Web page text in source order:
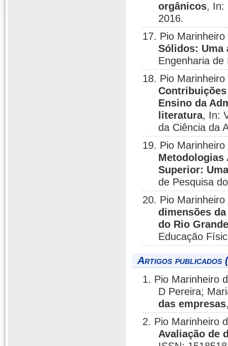
orgânicos, In:
2016.
17. Pio
Sólidos: Uma
Engenharia
18. Pio
Ensino da
literatura, In:
da Ciência da
19. Pio
Metodologias
Superior:
de Pesquisa
20. Pio
dimensões
do Rio
Educação
Artigos publicados
1. Pio Marinheiro
D Pereira;
das empresas
2. Pio Marinheiro
Avaliação de